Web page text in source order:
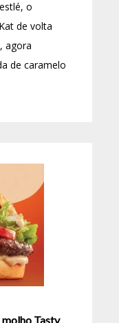
o
de volta
agora
de caramelo
molho Tasty